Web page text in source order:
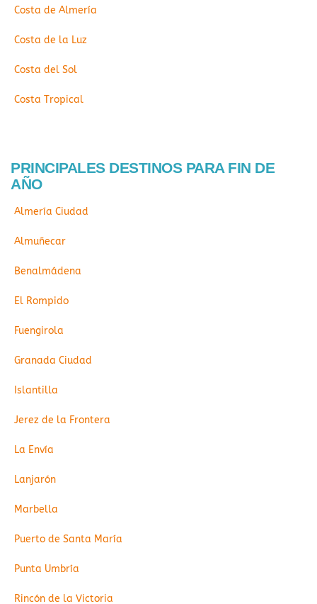
Costa de Almería
Costa de la Luz
Costa del Sol
Costa Tropical
PRINCIPALES DESTINOS PARA FIN DE
AÑO
Almería Ciudad
Almuñecar
Benalmádena
El Rompido
Fuengirola
Granada Ciudad
Islantilla
Jerez de la Frontera
La Envía
Lanjarón
Marbella
Puerto de Santa María
Punta Umbría
Rincón de la Victoria